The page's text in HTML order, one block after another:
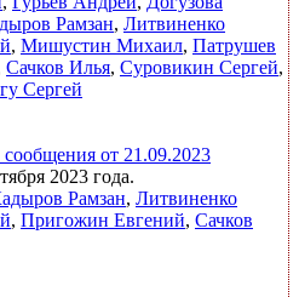
Рамзан, Литвиненко
, Мишустин Михаил, Патрушев
Сачков Илья, Суровикин Сергей,
Сергей
от 21.09.2023
2023 года.
Рамзан, Литвиненко
, Пригожин Евгений, Сачков